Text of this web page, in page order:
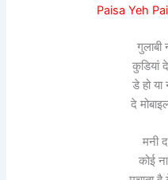
Paisa Yeh
गुलाबी
कुडियां
डे हो
दे
मनी
कोई